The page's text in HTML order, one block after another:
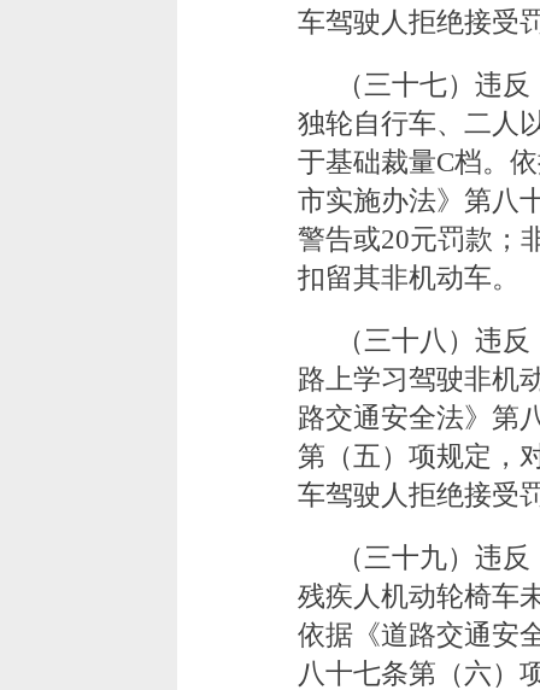
车驾驶人拒绝接受
（三十七）违
独轮自行车、二人
于基础裁量C档。
市实施办法》第八
警告或20元罚款；
扣留其非机动车。
（三十八）违
路上学习驾驶非机
路交通安全法》第
第（五）项规定，
车驾驶人拒绝接受
（三十九）违
残疾人机动轮椅车
依据《道路交通安
八十七条第（六）